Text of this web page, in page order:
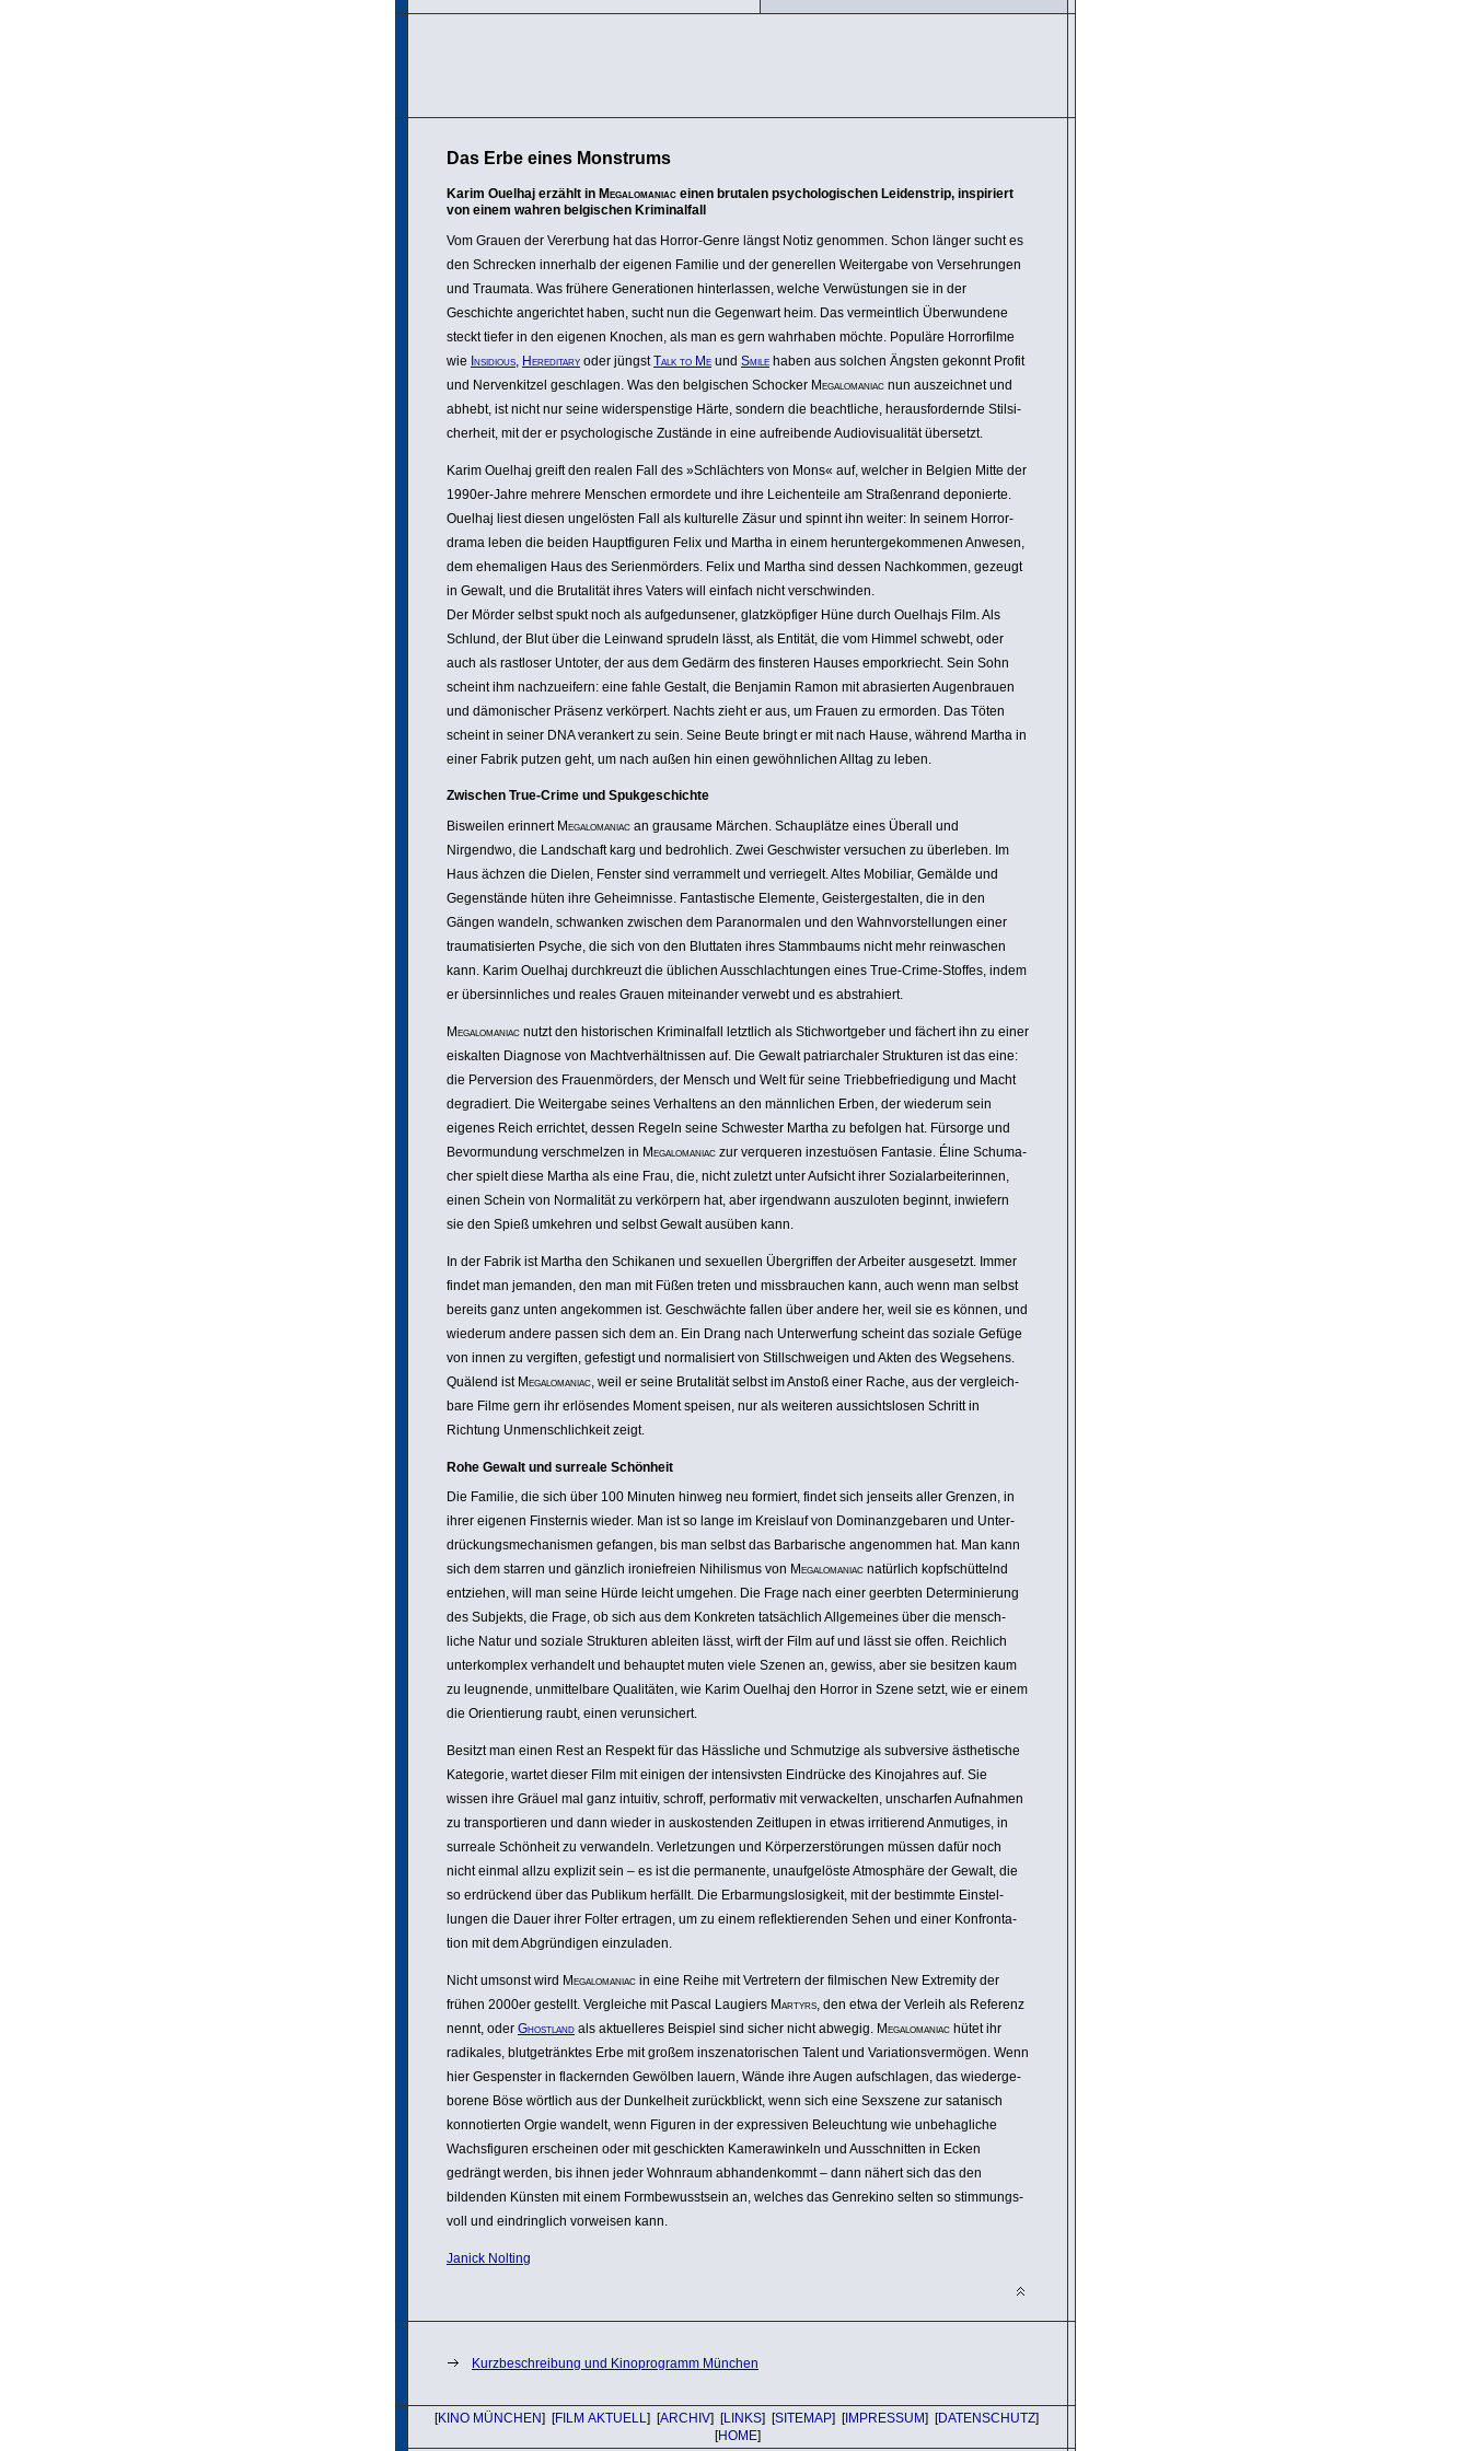
Das Erbe eines Monstrums
Karim Ouelhaj erzählt in Megalomaniac einen brutalen psychologischen Leidenstrip, inspiriert
von einem wahren belgischen Kriminalfall
Vom Grauen der Vererbung hat das Horror-Genre längst Notiz genommen. Schon länger sucht es
den Schrecken innerhalb der eigenen Familie und der gene­rellen Weiter­gabe von Verseh­rungen
und Traumata. Was frühere Gene­ra­tionen hinter­lassen, welche Verwüs­tungen sie in der
Geschichte ange­richtet haben, sucht nun die Gegenwart heim. Das vermeint­lich Über­wun­dene
steckt tiefer in den eigenen Knochen, als man es gern wahrhaben möchte. Populäre Horror­filme
wie Insidious Heredi­tary oder jüngstTalk to Me und Smile haben aus solchen Ängsten gekonnt Profit
und Nerven­kitzel geschlagen. Was den belgi­schen Schocker Mega­lo­ma­niac nun auszeichnet und
abhebt, ist nicht nur seine wider­spens­tige Härte, sondern die beacht­liche, heraus­for­dernde Stil­si­
cher­heit, mit der er psycho­lo­gi­sche Zustände in eine aufrei­bende Audio­vi­sua­lität übersetzt.
Karim Ouelhaj greift den realen Fall des »Schläch­ters von Mons« auf, welcher in Belgien Mitte der
1990er-Jahre mehrere Menschen ermordete und ihre Leichen­teile am Straßen­rand depo­nierte.
Ouelhaj liest diesen ungelösten Fall als kultu­relle Zäsur und spinnt ihn weiter: In seinem Horror­
drama leben die beiden Haupt­fi­guren Felix und Martha in einem herun­ter­ge­kom­menen Anwesen,
dem ehema­ligen Haus des Seri­en­mör­ders. Felix und Martha sind dessen Nach­kommen, gezeugt
in Gewalt, und die Bruta­lität ihres Vaters will einfach nicht verschwinden.
Der Mörder selbst spukt noch als aufge­dun­sener, glatz­köp­figer Hüne durch Ouelhajs Film. Als
Schlund, der Blut über die Leinwand sprudeln lässt, als Entität, die vom Himmel schwebt, oder
auch als rastloser Untoter, der aus dem Gedärm des finsteren Hauses empor­kriecht. Sein Sohn
scheint ihm nach­zu­ei­fern: eine fahle Gestalt, die Benjamin Ramon mit abra­sierten Augen­brauen
und dämo­ni­scher Präsenz verkör­pert. Nachts zieht er aus, um Frauen zu ermorden. Das Töten
scheint in seiner DNA verankert zu sein. Seine Beute bringt er mit nach Hause, während Martha in
einer Fabrik putzen geht, um nach außen hin einen gewöhn­li­chen Alltag zu leben.
Zwischen True-Crime und Spuk­ge­schichte
Bisweilen erinnert Mega­lo­ma­niac an grausame Märchen. Schau­plätze eines Überall und
Nirgendwo, die Land­schaft karg und bedroh­lich. Zwei Geschwister versuchen zu überleben. Im
Haus ächzen die Dielen, Fenster sind verram­melt und verrie­gelt. Altes Mobiliar, Gemälde und
Gegen­s­tände hüten ihre Geheim­nisse. Fantas­ti­sche Elemente, Geis­ter­ge­stalten, die in den
Gängen wandeln, schwanken zwischen dem Para­nor­malen und den Wahn­vor­stel­lungen einer
trau­ma­ti­sierten Psyche, die sich von den Bluttaten ihres Stamm­baums nicht mehr rein­wa­schen
kann. Karim Ouelhaj durch­kreuzt die üblichen Ausschlach­tungen eines True-Crime-Stoffes, indem
er über­sinn­li­ches und reales Grauen mitein­ander verwebt und es abstra­hiert.
Mega­lo­ma­niac nutzt den histo­ri­schen Krimi­nal­fall letztlich als Stich­wort­geber und fächert ihn zu einer
eiskalten Diagnose von Macht­ver­hält­nissen auf. Die Gewalt patri­ar­chaler Struk­turen ist das eine:
die Perver­sion des Frau­en­mör­ders, der Mensch und Welt für seine Trieb­be­frie­di­gung und Macht
degra­diert. Die Weiter­gabe seines Verhal­tens an den männ­li­chen Erben, der wiederum sein
eigenes Reich errichtet, dessen Regeln seine Schwester Martha zu befolgen hat. Fürsorge und
Bevor­mun­dung verschmelzen in Mega­lo­ma­niac zur verqueren inzes­tuösen Fantasie. Éline Schu­ma­
cher spielt diese Martha als eine Frau, die, nicht zuletzt unter Aufsicht ihrer Sozi­al­ar­bei­te­rinnen,
einen Schein von Norma­lität zu verkör­pern hat, aber irgend­wann auszu­loten beginnt, inwiefern
sie den Spieß umkehren und selbst Gewalt ausüben kann.
In der Fabrik ist Martha den Schikanen und sexuellen Über­griffen der Arbeiter ausge­setzt. Immer
findet man jemanden, den man mit Füßen treten und miss­brau­chen kann, auch wenn man selbst
bereits ganz unten ange­kommen ist. Geschwächte fallen über andere her, weil sie es können, und
wiederum andere passen sich dem an. Ein Drang nach Unter­wer­fung scheint das soziale Gefüge
von innen zu vergiften, gefestigt und norma­li­siert von Still­schweigen und Akten des Wegsehens.
Quälend ist Mega­lo­ma­niac, weil er seine Bruta­lität selbst im Anstoß einer Rache, aus der vergleich­
bare Filme gern ihr erlö­sendes Moment speisen, nur als weiteren aussichts­losen Schritt in
Richtung Unmensch­lich­keit zeigt.
Rohe Gewalt und surreale Schönheit
Die Familie, die sich über 100 Minuten hinweg neu formiert, findet sich jenseits aller Grenzen, in
ihrer eigenen Fins­ternis wieder. Man ist so lange im Kreislauf von Domi­nanz­ge­baren und Unter­
drü­ckungs­me­cha­nismen gefangen, bis man selbst das Barba­ri­sche ange­nommen hat. Man kann
sich dem starren und gänzlich ironie­freien Nihi­lismus von Mega­lo­ma­niac natürlich kopf­schüt­telnd
entziehen, will man seine Hürde leicht umgehen. Die Frage nach einer geerbten Deter­mi­nie­rung
des Subjekts, die Frage, ob sich aus dem Konkreten tatsäch­lich Allge­meines über die mensch­
liche Natur und soziale Struk­turen ableiten lässt, wirft der Film auf und lässt sie offen. Reichlich
unter­kom­plex verhan­delt und behauptet muten viele Szenen an, gewiss, aber sie besitzen kaum
zu leugnende, unmit­tel­bare Quali­täten, wie Karim Ouelhaj den Horror in Szene setzt, wie er einem
die Orien­tie­rung raubt, einen verun­si­chert.
Besitzt man einen Rest an Respekt für das Hässliche und Schmut­zige als subver­sive ästhe­ti­sche
Kategorie, wartet dieser Film mit einigen der inten­sivsten Eindrücke des Kino­jahres auf. Sie
wissen ihre Gräuel mal ganz intuitiv, schroff, perfor­mativ mit verwa­ckelten, unscharfen Aufnahmen
zu trans­por­tieren und dann wieder in auskos­tenden Zeitlupen in etwas irri­tie­rend Anmutiges, in
surreale Schönheit zu verwan­deln. Verlet­zungen und Körper­zer­störungen müssen dafür noch
nicht einmal allzu explizit sein – es ist die perma­nente, unauf­gelöste Atmo­sphäre der Gewalt, die
so erdrü­ckend über das Publikum herfällt. Die Erbar­mungs­lo­sig­keit, mit der bestimmte Einstel­
lungen die Dauer ihrer Folter ertragen, um zu einem reflek­tie­renden Sehen und einer Konfron­ta­
tion mit dem Abgrün­digen einzu­laden.
Nicht umsonst wird Mega­lo­ma­niac in eine Reihe mit Vertre­tern der filmi­schen New Extremity der
frühen 2000er gestellt. Vergleiche mit Pascal Laugiers Martyrs, den etwa der Verleih als Referenz
nennt, oder Ghostland als aktu­el­leres Beispiel sind sicher nicht abwegig. Mega­lo­ma­niac hütet ihr
radikales, blut­ge­tränktes Erbe mit großem insze­na­to­ri­schen Talent und Varia­ti­ons­ver­mögen. Wenn
hier Gespenster in flackernden Gewölben lauern, Wände ihre Augen aufschlagen, das wieder­ge­
bo­rene Böse wörtlich aus der Dunkel­heit zurück­blickt, wenn sich eine Sexszene zur satanisch
konno­tierten Orgie wandelt, wenn Figuren in der expres­siven Beleuch­tung wie unbe­hag­liche
Wachs­fi­guren erscheinen oder mit geschickten Kame­ra­win­keln und Ausschnitten in Ecken
gedrängt werden, bis ihnen jeder Wohnraum abhan­den­kommt – dann nähert sich das den
bildenden Künsten mit einem Form­be­wusst­sein an, welches das Genrekino selten so stim­mungs­
voll und eindring­lich vorweisen kann.
Janick Nolting
Kurzbeschreibung und Kinoprogramm München
[KINO MÜNCHEN] [FILM AKTUELL] [ARCHIV] [LINKS] [SITEMAP] [IMPRESSUM] [DATENSCHUTZ]
[HOME]